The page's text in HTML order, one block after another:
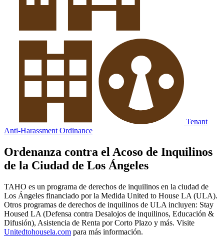
Tenant
Anti-Harassment Ordinance
Ordenanza contra el Acoso de Inquilinos
de la Ciudad de Los Ángeles
TAHO es un programa de derechos de inquilinos en la ciudad de
Los Ángeles financiado por la Medida United to House LA (ULA).
Otros programas de derechos de inquilinos de ULA incluyen: Stay
Housed LA (Defensa contra Desalojos de inquilinos, Educación &
Difusión), Asistencia de Renta por Corto Plazo y más. Visite
Unitedtohousela.com para más información.